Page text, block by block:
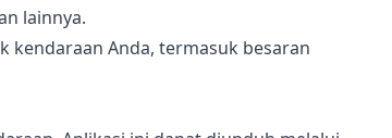
lainnya.
kendaraan Anda, termasuk besaran